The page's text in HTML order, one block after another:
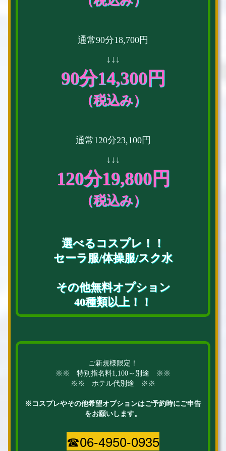
通常90分18,700円
↓↓↓
90分14,300円
（税込み）
通常120分23,100円
↓↓↓
120分19,800円
（税込み）
選べるコスプレ！！
セーラ服/体操服/スク水
その他無料オプション
40種類以上！！
ご新規様限定！
※※ 特別指名料1,100～別途 ※※
※※ ホテル代別途 ※※
※コスプレやその他希望オプションはご予約時にご申告
をお願いします。
☎06-4950-0935